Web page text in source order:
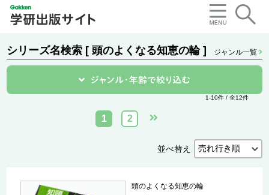
シリーズ名検索 [ 頭のよくなる知恵の輪 ] ジャンル一覧
1-10件 / 全12件
1 2
並べ替え
頭のよくなる知恵の輪